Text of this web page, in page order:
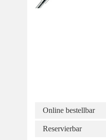
Online bestellbar
Reservierbar